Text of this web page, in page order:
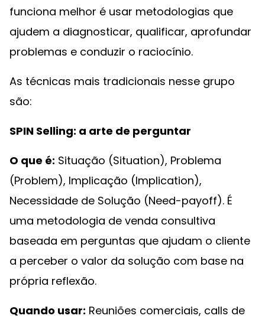
funciona melhor é usar metodologias que
ajudem a diagnosticar, qualificar, aprofundar
problemas e conduzir o raciocínio.
As técnicas mais tradicionais nesse grupo
são:
SPIN Selling: a arte de perguntar
O que é: Situação (Situation), Problema
(Problem), Implicação (Implication),
Necessidade de Solução (Need-payoff). É
uma metodologia de venda consultiva
baseada em perguntas que ajudam o cliente
a perceber o valor da solução com base na
própria reflexão.
Quando usar: Reuniões comerciais, calls de